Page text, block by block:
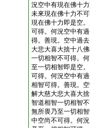
況空中有現在佛十
未來現在佛十力不
現在佛十力即是空
可得。何況空中有
得。善現。空中過
大悲大喜大捨十八
一切相智不可得。
至一切相智即是空
可得。何況空中有
相智可得。善現。
解大慈大悲大喜大
智道相智一切相智
無所畏乃至一切相
中空尚不可得。何